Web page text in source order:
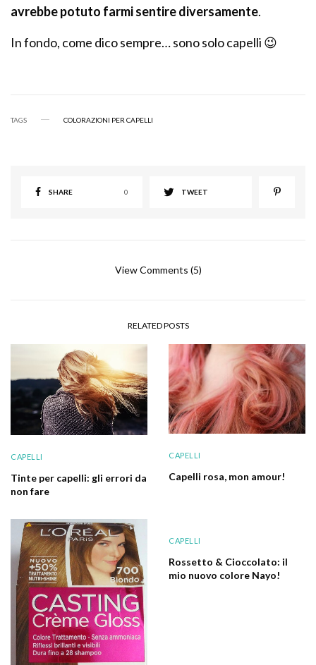
avrebbe potuto farmi sentire diversamente.
In fondo, come dico sempre… sono solo capelli 😉
TAGS COLORAZIONI PER CAPELLI
SHARE 0 TWEET
View Comments (5)
RELATED POSTS
CAPELLI
Tinte per capelli: gli errori da
non fare
CAPELLI
Capelli rosa, mon amour!
CAPELLI
Rossetto & Cioccolato: il
mio nuovo colore Nayo!